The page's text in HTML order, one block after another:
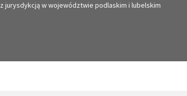
z jurysdykcją w województwie podlaskim i lubelskim